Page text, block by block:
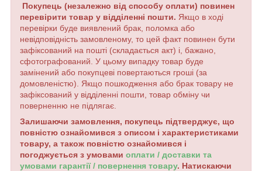
Покупець (незалежно від способу оплати) повинен
перевірити товар у відділенні пошти. Якщо в ході
перевірки буде виявлений брак, поломка або
невідповідність замовленому, то цей факт повинен бути
зафіксований на пошті (складається акт) і, бажано,
сфотографований. У цьому випадку товар буде
замінений або покупцеві повертаються гроші (за
домовленістю). Якщо пошкодження або брак товару не
зафіксований у відділенні пошти, товар обміну чи
поверненню не підлягає.
Залишаючи замовлення, покупець підтверджує, що
повністю ознайомився з описом і характеристиками
товару, а також повністю ознайомився і
погоджується з умовами оплати / доставки та
умовами гарантії / повернення товару. Натискаючи